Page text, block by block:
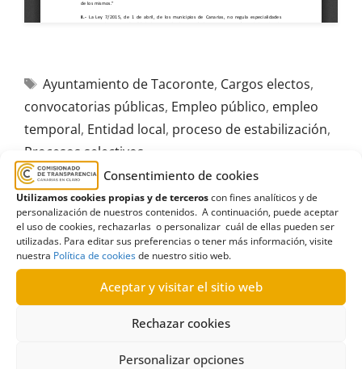
Consentimiento de cookies
Utilizamos cookies propias y de terceroscon fines analíticos y de
personalización de nuestros contenidos. A continuación, puede aceptar
el uso de cookies, rechazarlas o personalizar cuál de ellas pueden ser
utilizadas. Para editar sus preferencias o tener más información, visite
nuestra Política de cookiesde nuestro sitio web.
Aceptar y visitar el sitio web
Rechazar cookies
Personalizar opciones
Ayuntamiento de Tacoronte, Cargos electos,
convocatorias públicas, Empleo público, empleo
temporal, Entidad local, proceso de estabilización,
Procesos selectivos
R258/2022
19/12/2022
Petición de información al Gobierno de Canarias
Administración de Justicia|Terminación